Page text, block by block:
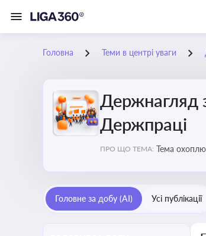
Головна Теми в центрі уваги
Держнагляд
Держпраці
ПРО ЩО ТЕМА: Тема
Головне за добу (AI) Усі публікації